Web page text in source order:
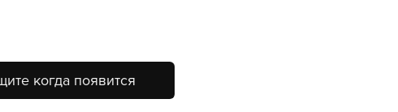
когда появится